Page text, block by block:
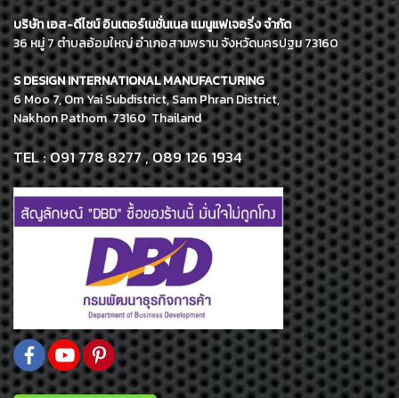
บริษัท เอส-ดีไซน์ อินเตอร์เนชั่นเนล แมนูแฟเจอริ่ง จำกัด
36 หมู่ 7 ตำบลอ้อมใหญ่ อำเภอสามพราน จังหวัดนครปฐม 73160
S DESIGN INTERNATIONAL MANUFACTURING
6 Moo 7, Om Yai Subdistrict, Sam Phran District,
Nakhon Pathom 73160 Thailand
TEL : 091 778 8277 , 089 126 1934